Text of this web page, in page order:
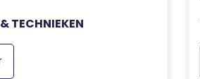
TECHNIEKEN